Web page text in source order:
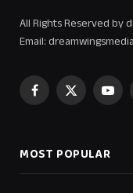
All Rights Reserved by
Email:
Facebook
X
MOST POPULAR